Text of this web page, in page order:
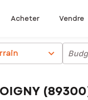
Acheter Vendre
chevron_right